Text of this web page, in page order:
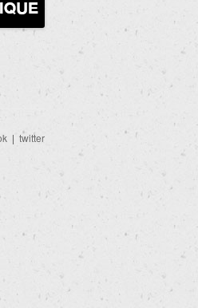
| twitter